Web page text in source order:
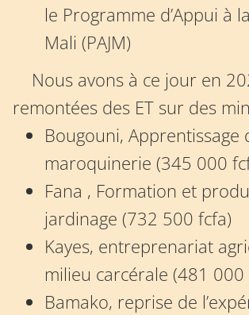
le Programme d’Appui à
Mali (PAJM)
Nous avons à ce jour en 2021 des
remontées des ET sur des
Bougouni, Apprentissage
maroquinerie (345 000
Fana , Formation et
jardinage (732 500 fcfa)
Kayes, entreprenariat
milieu carcérale (481 000
Bamako, reprise de